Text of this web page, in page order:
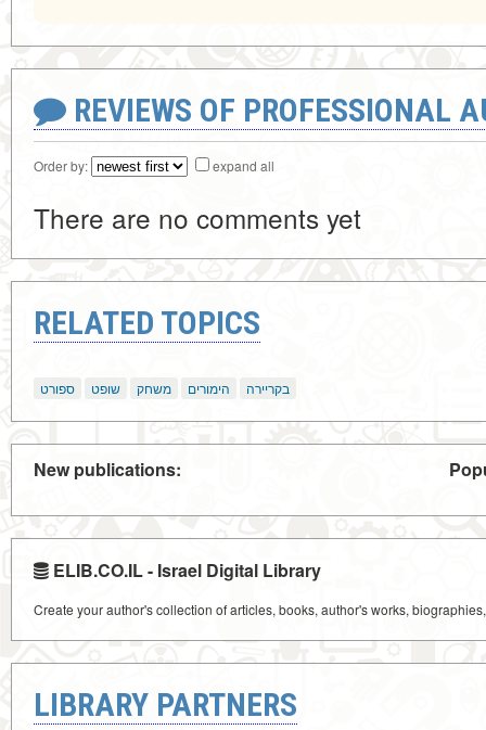
REVIEWS OF PROFESSIONAL
Order by: expand all
There are no comments yet
RELATED TOPICS
ספורט שופט משחק הימורים בקריירה
New publications:
ELIB.CO.IL - Israel Digital Library
Create your author's collection of articles, books, author's works,
LIBRARY PARTNERS